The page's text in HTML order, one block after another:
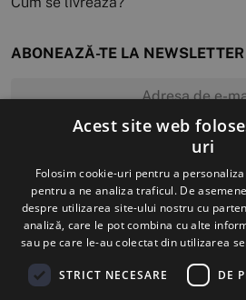
ABONEAZĂ-TE LA NEWSLETTER
MĂ ABONEZ
Acest site web
uri
Folosim cookie-uri pentru a
pentru a ne analiza traficul. De
despre utilizarea site-ului nostru cu
analiză, care le pot combina cu alte
sau pe care le-au colectat din utilizarea
STRICT NECESARE DE